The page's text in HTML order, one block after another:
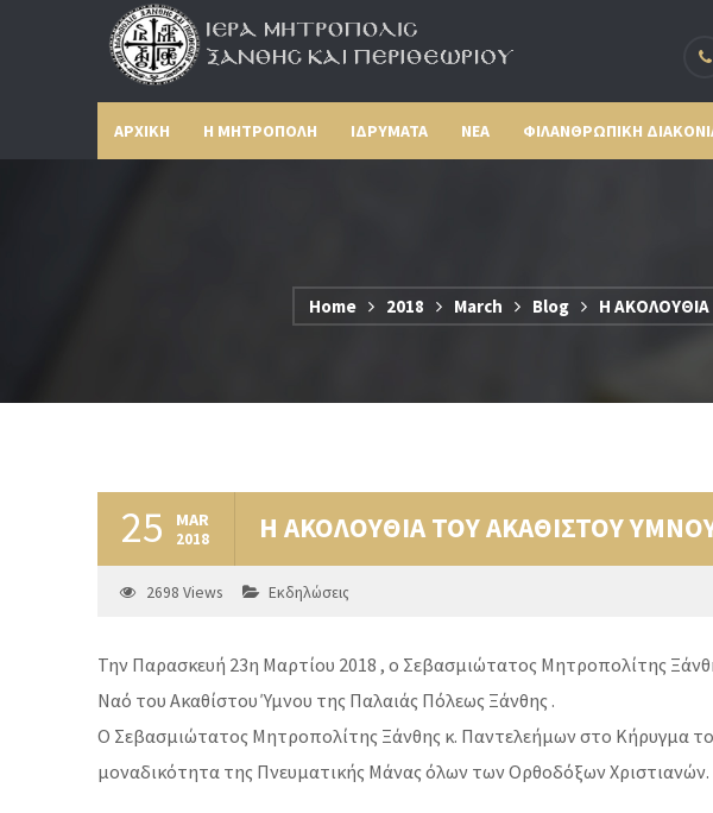
ΑΡΧΙΚΗ Η ΜΗΤΡΟΠΟΛΗ ΙΔΡΥΜΑΤΑ ΝΕΑ ΦΙΛΑΝΘΡΩΠΙΚΗ
Home 2018 March Blog Η
25 MAR
2018 Η ΑΚΟΛΟΥΘΙΑ ΤΟΥ ΑΚΑΘΙΣΤΟΥ
2698 Views Εκδηλώσεις
Την Παρασκευή 23η Μαρτίου 2018 , ο Σεβασμιώτατος Μητροπολίτης
Ναό του Ακαθίστου Ύμνου της Παλαιάς Πόλεως Ξάνθης .
Ο Σεβασμιώτατος Μητροπολίτης Ξάνθης κ. Παντελεήμων στο Κήρυγμα
μοναδικότητα της Πνευματικής Μάνας όλων των Ορθοδόξων Χριστιανών.